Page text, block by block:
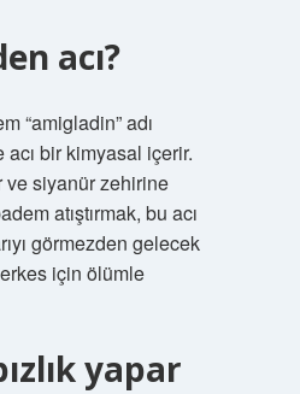
acı?
“amigladin” adı
bir kimyasal içerir.
siyanür zehirine
atıştırmak, bu acı
görmezden gelecek
için ölümle
yapar